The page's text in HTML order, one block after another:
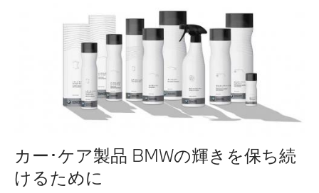
※詳細につきましては、BMW正規ディーラー サービス・ア
ドバイザーまでお問い合わせください。
カー･ケア製品 BMWの輝きを保ち続
けるために